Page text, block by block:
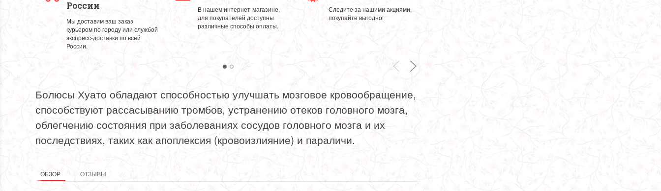
5 марта 2021 09:49России
Мы доставим ваш заказ
курьером по городу или службой
экспресс-доставки по всей
России.
В нашем интернет-магазине,
для покупателей доступны
различные способы оплаты.
Следите за нашими акциями,
покупайте выгодно!
Болюсы Хуато обладают способностью улучшать мозговое кровообращение,
способствуют рассасыванию тромбов, устранению отеков головного мозга,
облегчению состояния при заболеваниях сосудов головного мозга и их
последствиях, таких как апоплексия (кровоизлияние) и параличи.
ОБЗОР ОТЗЫВЫ